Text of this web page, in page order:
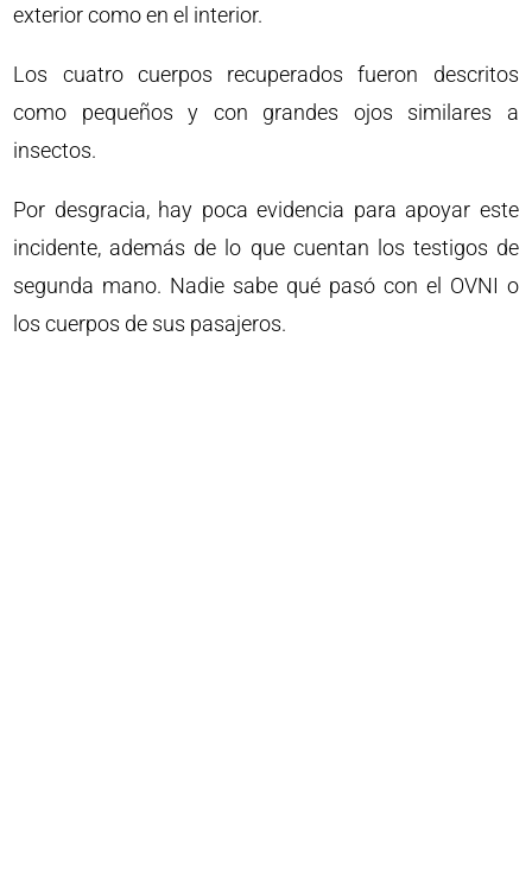
exterior como en el interior.
Los cuatro cuerpos recuperados fueron descritos
como pequeños y con grandes ojos similares a
insectos.
Por desgracia, hay poca evidencia para apoyar este
incidente, además de lo que cuentan los testigos de
segunda mano. Nadie sabe qué pasó con el OVNI o
los cuerpos de sus pasajeros.